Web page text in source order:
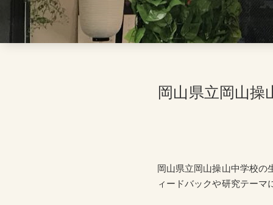
岡山県立岡山操
岡山県立岡山操山中学校の
ィードバックや研究テー